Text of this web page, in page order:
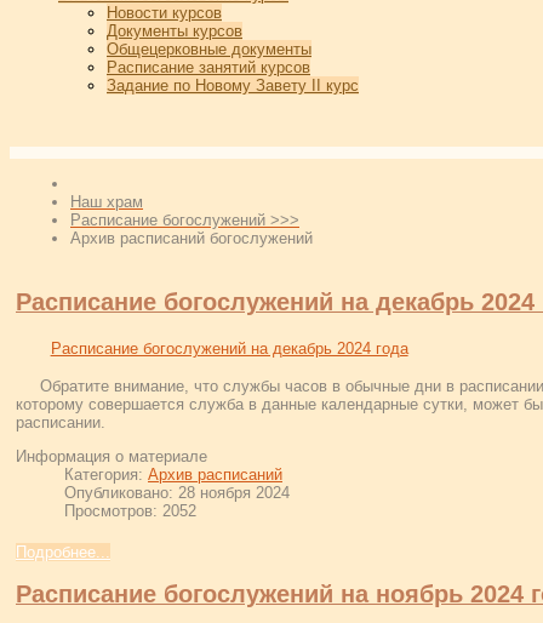
Новости курсов
Документы курсов
Общецерковные документы
Расписание занятий курсов
Задание по Новому Завету II курс
Наш храм
Расписание богослужений >>>
Архив расписаний богослужений
Расписание богослужений на декабрь 2024
Расписание богослужений на декабрь 2024 года
Обратите внимание, что службы часов в обычные дни в
которому совершается служба в данные календарные сутки, может
расписании.
Информация о материале
Категория: Архив расписаний
Опубликовано: 28 ноября 2024
Просмотров: 2052
Подробнее...
Расписание богослужений на ноябрь 2024